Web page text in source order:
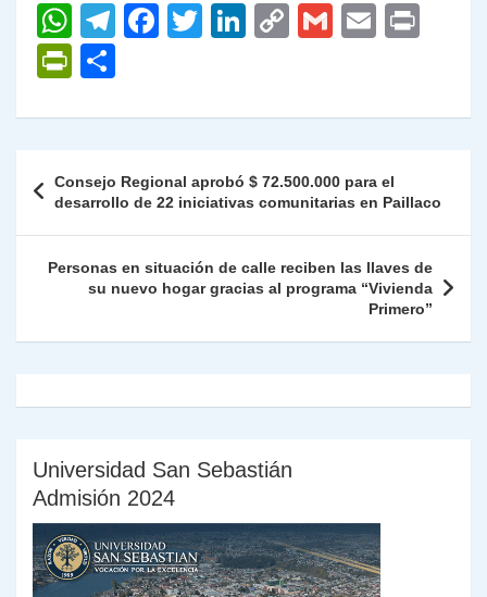
W
h
at
s
p
p
T
gr
m
F
e
o
o
k
T
er
Li
e
n
C
y
n
k
G
l
E
l
P
nt
Fr
ie
n
dl
y
m
p
ar
tir
de
entradas
Consejo Regional aprobó $ 72.500.000 para el
desarrollo de 22 iniciativas comunitarias en Paillaco
Personas en situación de calle reciben las llaves de
su nuevo hogar gracias al programa “Vivienda
Primero”
Universidad San Sebastián
Admisión 2024